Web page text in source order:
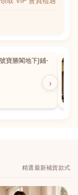
›
寶勝閣地下J鋪-
精選最新補貨款式